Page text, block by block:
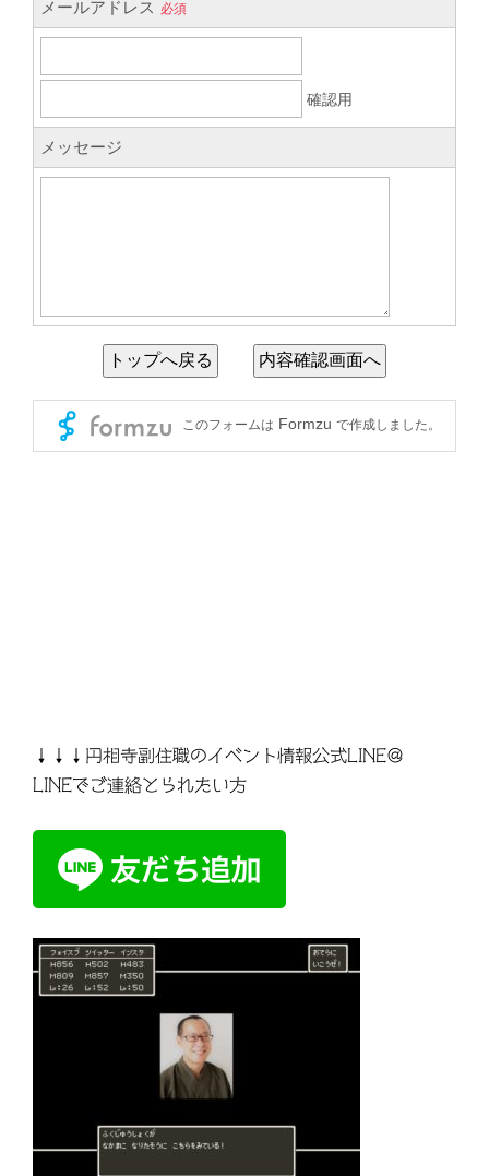
↓↓↓円相寺副住職のイベント情報公式LINE＠
LINEでご連絡とられたい方